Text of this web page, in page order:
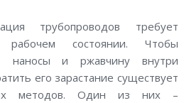
трубопроводов требует
состоянии. Чтобы
наносы и ржавчину внутри
его зарастание существует
методов. Один из них –